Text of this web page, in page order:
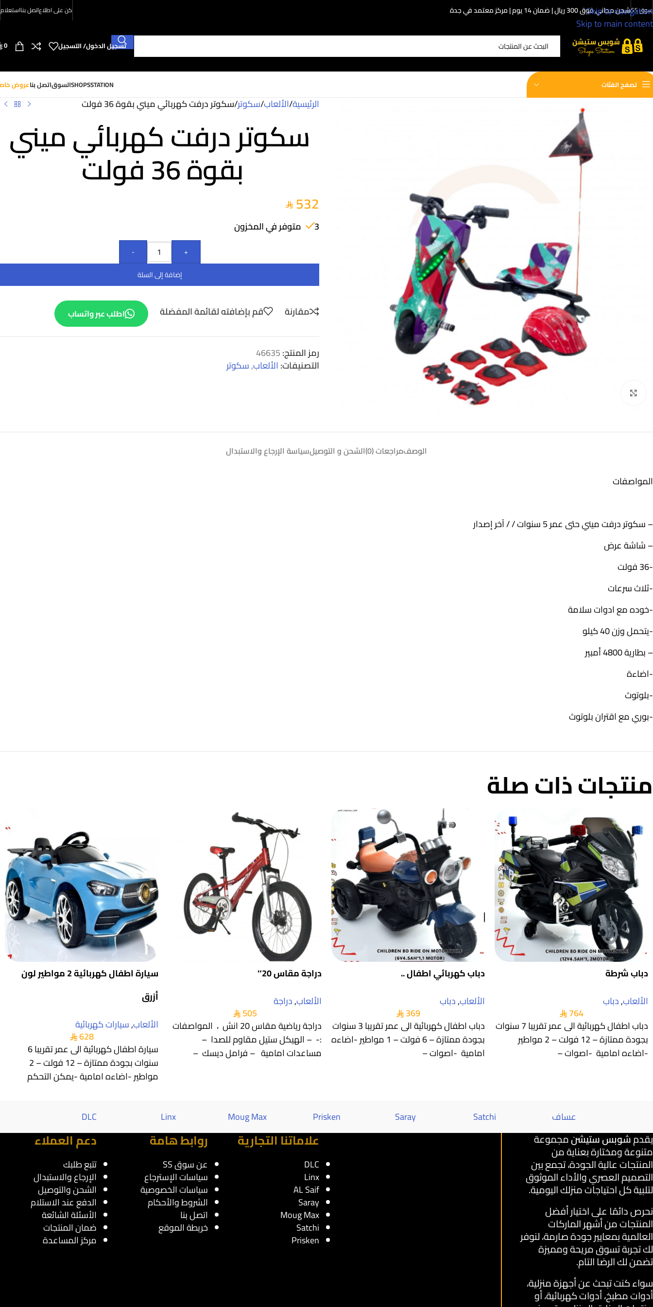
Skip to navigation
Skip to main content
سوق SS شحن مجاني فوق 300 ريال | ضمان 14 يوم | مركز معتمد في جدة كن على اطلاعاتصل بنااستعلام
تسجيل الدخول/ التسجيل 0
تصفح الفئات SHOPSSTATIONالسوقاتصل بناعروض
الرئيسية/الألعاب/سكوتر/سكوتر درفت كهربائي ميني بقوة 36 فولت
سكوتر درفت كهربائي ميني
بقوة 36 فولت
532
3 متوفر في المخزون
-
+
إضافة إلى السلة
مقارنة قم بإضافته لقائمة المفضلة اطلب عبر واتساب
رمز المنتج:46635
التصنيفات: الألعاب,سكوتر
الوصفمراجعات (0) الشحن و التوصيلسياسة الإرجاع والاستبدال
المواصفات
– سكوتر درفت ميني حتى عمر 5 سنوات / / آخر إصدار
– شاشة عرض
-36 فولت
-ثلاث سرعات
-خوده مع ادوات سلامة
-يتحمل وزن 40 كيلو
– بطارية 4800 أمبير
-اضاءة
-بلوتوث
-بوري مع اقتران بلوتوث
منتجات ذات صلة
دباب شرطة
الألعاب,دباب
764
دباب اطفال كهربائية الى عمر تقريبا 7 سنوات
بجودة ممتازة – 12 فولت – 2 مواطير
-اضاءه امامية -اصوات –
دباب كهربائي اطفال ..
الألعاب,دباب
369
دباب اطفال كهربائية الى عمر تقريبا 3 سنوات
بجودة ممتازة – 6 فولت – 1 مواطير -اضاءه
امامية -اصوات –
دراجة مقاس 20″
الألعاب,دراجة
505
دراجة رياضية مقاس 20 انش ، المواصفات
:- – الهيكل ستيل مقاوم للصدا –
مساعدات امامية – فرامل ديسك –
سيارة اطفال كهربائية 2 مواطير لون
أزرق
الألعاب,سيارات كهربائية
628
سيارة اطفال كهربائية الى عمر تقريبا 6
سنوات بجودة ممتازة – 12 فولت – 2
مواطير -اضاءه امامية -يمكن التحكم
عساف Satchi
Saray
Prisken
Moug Max
Linx
DLC
يقدمشوبس ستيشنمجموعة
متنوعة ومختارة بعناية من
المنتجات عالية الجودة، تجمع بين
التصميم العصري والأداء الموثوق
لتلبية كل احتياجات منزلك اليومية.
نحرص دائمًا على اختيار أفضل
المنتجات من أشهر الماركات
العالمية بمعايير جودة صارمة، لنوفر
لك تجربة تسوق مريحة ومميزة
تضمن لك الرضا التام.
سواء كنت تبحث عن أجهزة منزلية،
أدوات مطبخ، أدوات كهربائية، أو
علاماتنا التجارية
DLC
Linx
AL Saif
Saray
Moug Max
Satchi
Prisken
روابط هامة
عن سوق SS
سياسات الإسترجاع
سياسات الخصوصية
الشروط والأحكام
اتصل بنا
خريطة الموقع
دعم العملاء
تتبع طلبك
الإرجاع والاستبدال
الشحن والتوصيل
الدفع عند الاستلام
الأسئلة الشائعة
ضمان المنتجات
مركز المساعدة